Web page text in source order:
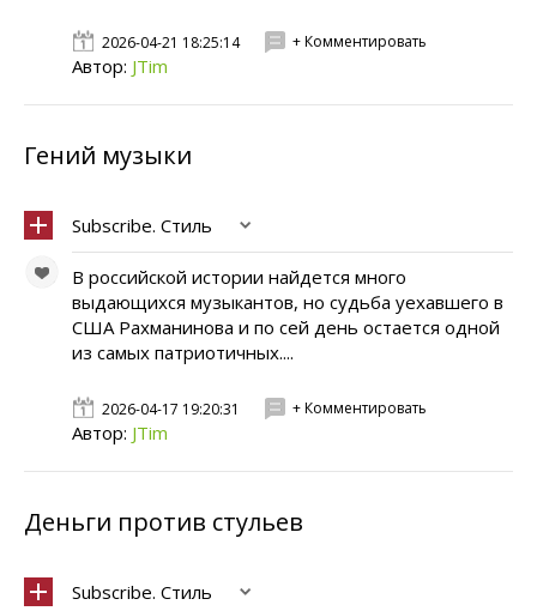
2026-04-21 18:25:14 + Комментировать
Автор: JTim
Гений музыки
Subscribe. Стиль
В российской истории найдется много
выдающихся музыкантов, но судьба уехавшего в
США Рахманинова и по сей день остается одной
из самых патриотичных....
2026-04-17 19:20:31 + Комментировать
Автор: JTim
Деньги против стульев
Subscribe. Стиль